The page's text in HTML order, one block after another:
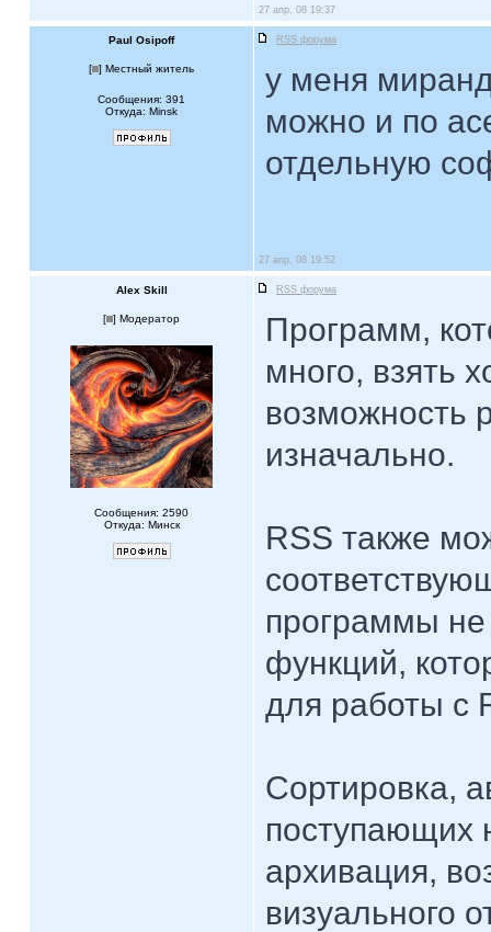
27 апр, 08 19:37
Paul Osipoff RSS форума
[ ] Местный житель
Сообщения: 391
Откуда: Minsk
у меня
можно и по
отдельную
27 апр, 08 19:52
Alex Skill RSS форума
[ ] Модератор
Сообщения: 2590
Откуда: Минск
Программ,
много, взять
возможность
изначально.
RSS также
программы не
функций,
для работы с
Сортировка,
поступающих
архивация,
визуального